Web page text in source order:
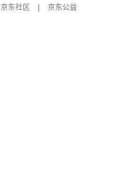
京东社区
京东公益